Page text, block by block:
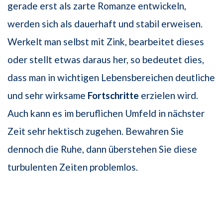
gerade erst als zarte Romanze entwickeln,
werden sich als dauerhaft und stabil erweisen.
Werkelt man selbst mit Zink, bearbeitet dieses
oder stellt etwas daraus her, so bedeutet dies,
dass man in wichtigen Lebensbereichen deutliche
und sehr wirksame Fortschritte erzielen wird.
Auch kann es im beruflichen Umfeld in nächster
Zeit sehr hektisch zugehen. Bewahren Sie
dennoch die Ruhe, dann überstehen Sie diese
turbulenten Zeiten problemlos.